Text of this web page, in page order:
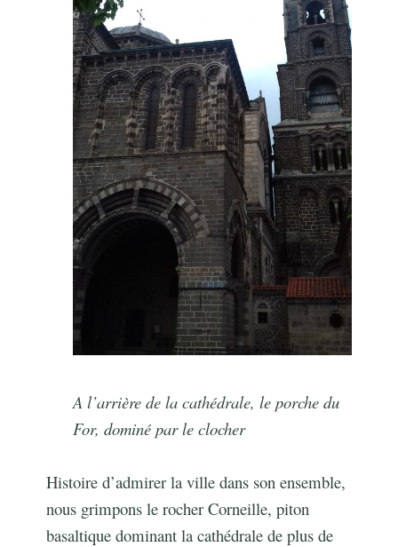
A l’arrière de la cathédrale, le porche du
For, dominé par le clocher
Histoire d’admirer la ville dans son ensemble,
nous grimpons le rocher Corneille, piton
basaltique dominant la cathédrale de plus de